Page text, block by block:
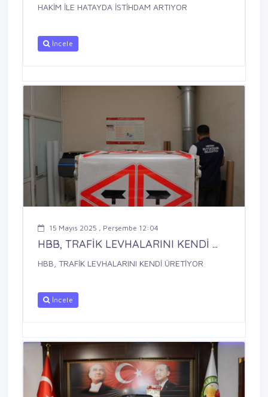
HAKİM İLE HATAYDA İSTİHDAM ARTIYOR
İncele
15 Mayıs 2025 , Perşembe 12:04
HBB, TRAFİK LEVHALARINI KENDİ ...
HBB, TRAFİK LEVHALARINI KENDİ ÜRETİYOR
İncele